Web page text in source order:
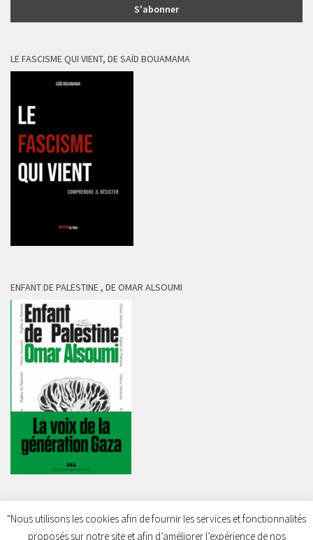
LE FASCISME QUI VIENT, DE SAÏD BOUAMAMA
ENFANT DE PALESTINE , DE OMAR ALSOUMI
"Nous utilisons les cookies afin de fournir les services et fonctionnalités
proposés sur notre site et afin d’améliorer l’expérience de nos